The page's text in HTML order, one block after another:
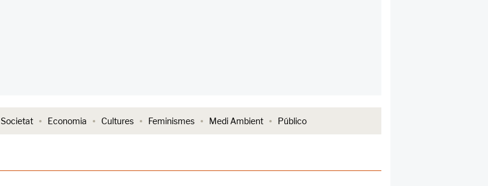
Societat Economia Cultures Feminismes Medi Ambient Público